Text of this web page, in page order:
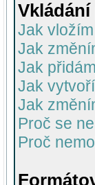
Jak
Jak
Jak
Jak
Jak
Proč se
Proč